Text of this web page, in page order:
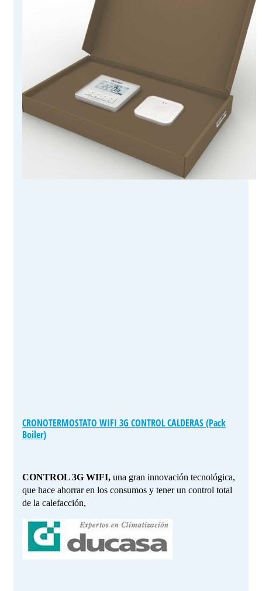
CRONOTERMOSTATO WIFI 3G CONTROL CALDERAS (Pack
Boiler)
CONTROL 3G WIFI, una gran innovación tecnológica,
que hace ahorrar en los consumos y tener un control total
de la calefacción,